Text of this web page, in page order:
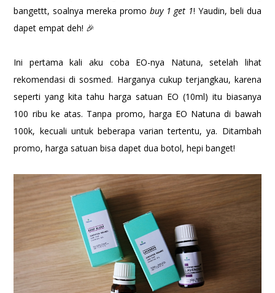
bangettt, soalnya mereka promo buy 1 get 1! Yaudin, beli dua
dapet empat deh! 🎉
Ini pertama kali aku coba EO-nya Natuna, setelah lihat
rekomendasi di sosmed. Harganya cukup terjangkau, karena
seperti yang kita tahu harga satuan EO (10ml) itu biasanya
100 ribu ke atas. Tanpa promo, harga EO Natuna di bawah
100k, kecuali untuk beberapa varian tertentu, ya. Ditambah
promo, harga satuan bisa dapet dua botol, hepi banget!